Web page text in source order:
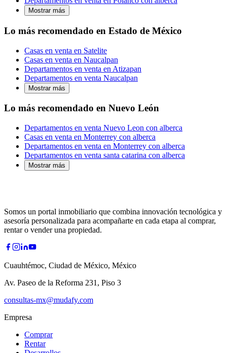
Mostrar más
Lo más recomendado en Estado de México
Casas en venta en Satelite
Casas en venta en Naucalpan
Departamentos en venta en Atizapan
Departamentos en venta Naucalpan
Mostrar más
Lo más recomendado en Nuevo León
Departamentos en venta Nuevo Leon con alberca
Casas en venta en Monterrey con alberca
Departamentos en venta en Monterrey con alberca
Departamentos en venta santa catarina con alberca
Mostrar más
Somos un portal inmobiliario que combina innovación tecnológica y
asesoría personalizada para acompañarte en cada etapa al comprar,
rentar o vender una propiedad.
Cuauhtémoc, Ciudad de México, México
Av. Paseo de la Reforma 231, Piso 3
consultas-mx@mudafy.com
Empresa
Comprar
Rentar